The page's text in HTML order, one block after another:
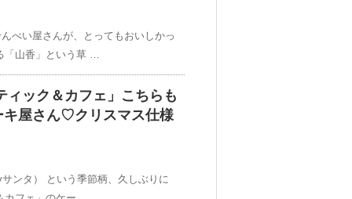
べい屋さんが、とってもおいしかっ
「山香」という草 …
ィック＆カフェ」こちらも
キ屋さん♡クリスマス仕様
ンタ） という季節柄、久しぶりに